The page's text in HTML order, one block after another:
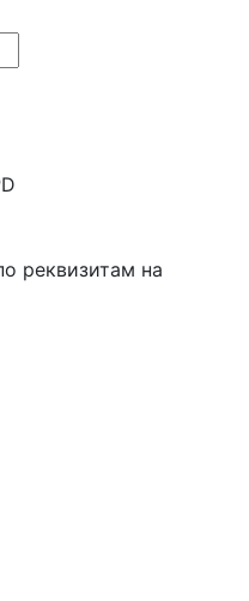
реквизитам на